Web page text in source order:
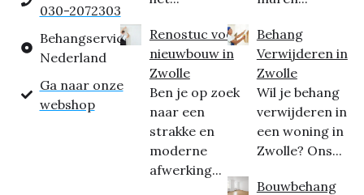
030-2072303
Behangservice
Nederland
Ga naar onze
webshop
Renostuc voor
nieuwbouw in
Zwolle
Ben je op zoek
naar een
strakke en
moderne
afwerking...
Behang
Verwijderen in
Zwolle
Wil je behang
verwijderen in
een woning in
Zwolle? Ons...
Bouwbehang